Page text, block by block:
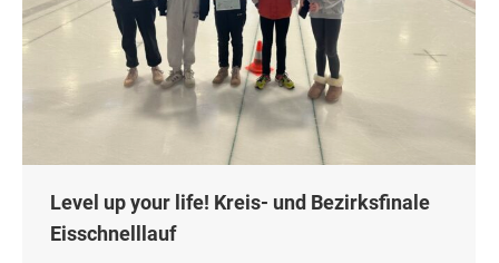
Level up your life! Kreis- und Bezirksfinale
Eisschnelllauf